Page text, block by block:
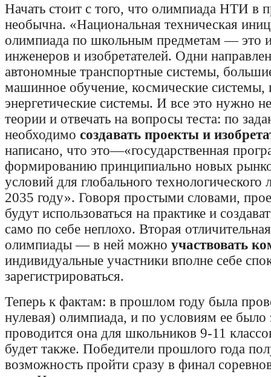
Начать стоит с того, что олимпиада НТИ в
необычна. «Национальная техническая
олимпиада по школьным предметам — это
инженеров и изобретателей. Одни
автономные транспортные системы,
машинное обучение, космические системы,
энергетические системы. И все это нужно
теории и отвечать на вопросы теста: по
необходимо создавать проекты и
написано, что это—«государственная
формированию принципиально новых
условий для глобального технологического
2035 году». Говоря простыми словами,
будут использоваться на практике и
само по себе неплохо. Вторая
олимпиады — в ней можно участвовать
индивидуальные участники вполне себе
зарегистрироваться.
Теперь к фактам: в прошлом году была
нулевая) олимпиада, и по условиям ее было
проводится она для школьников 9-11
будет также. Победители прошлого года
возможность пройти сразу в финал